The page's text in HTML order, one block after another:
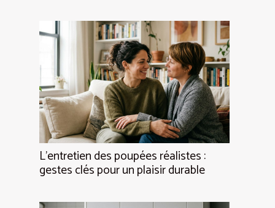
L’entretien des poupées réalistes :
gestes clés pour un plaisir durable